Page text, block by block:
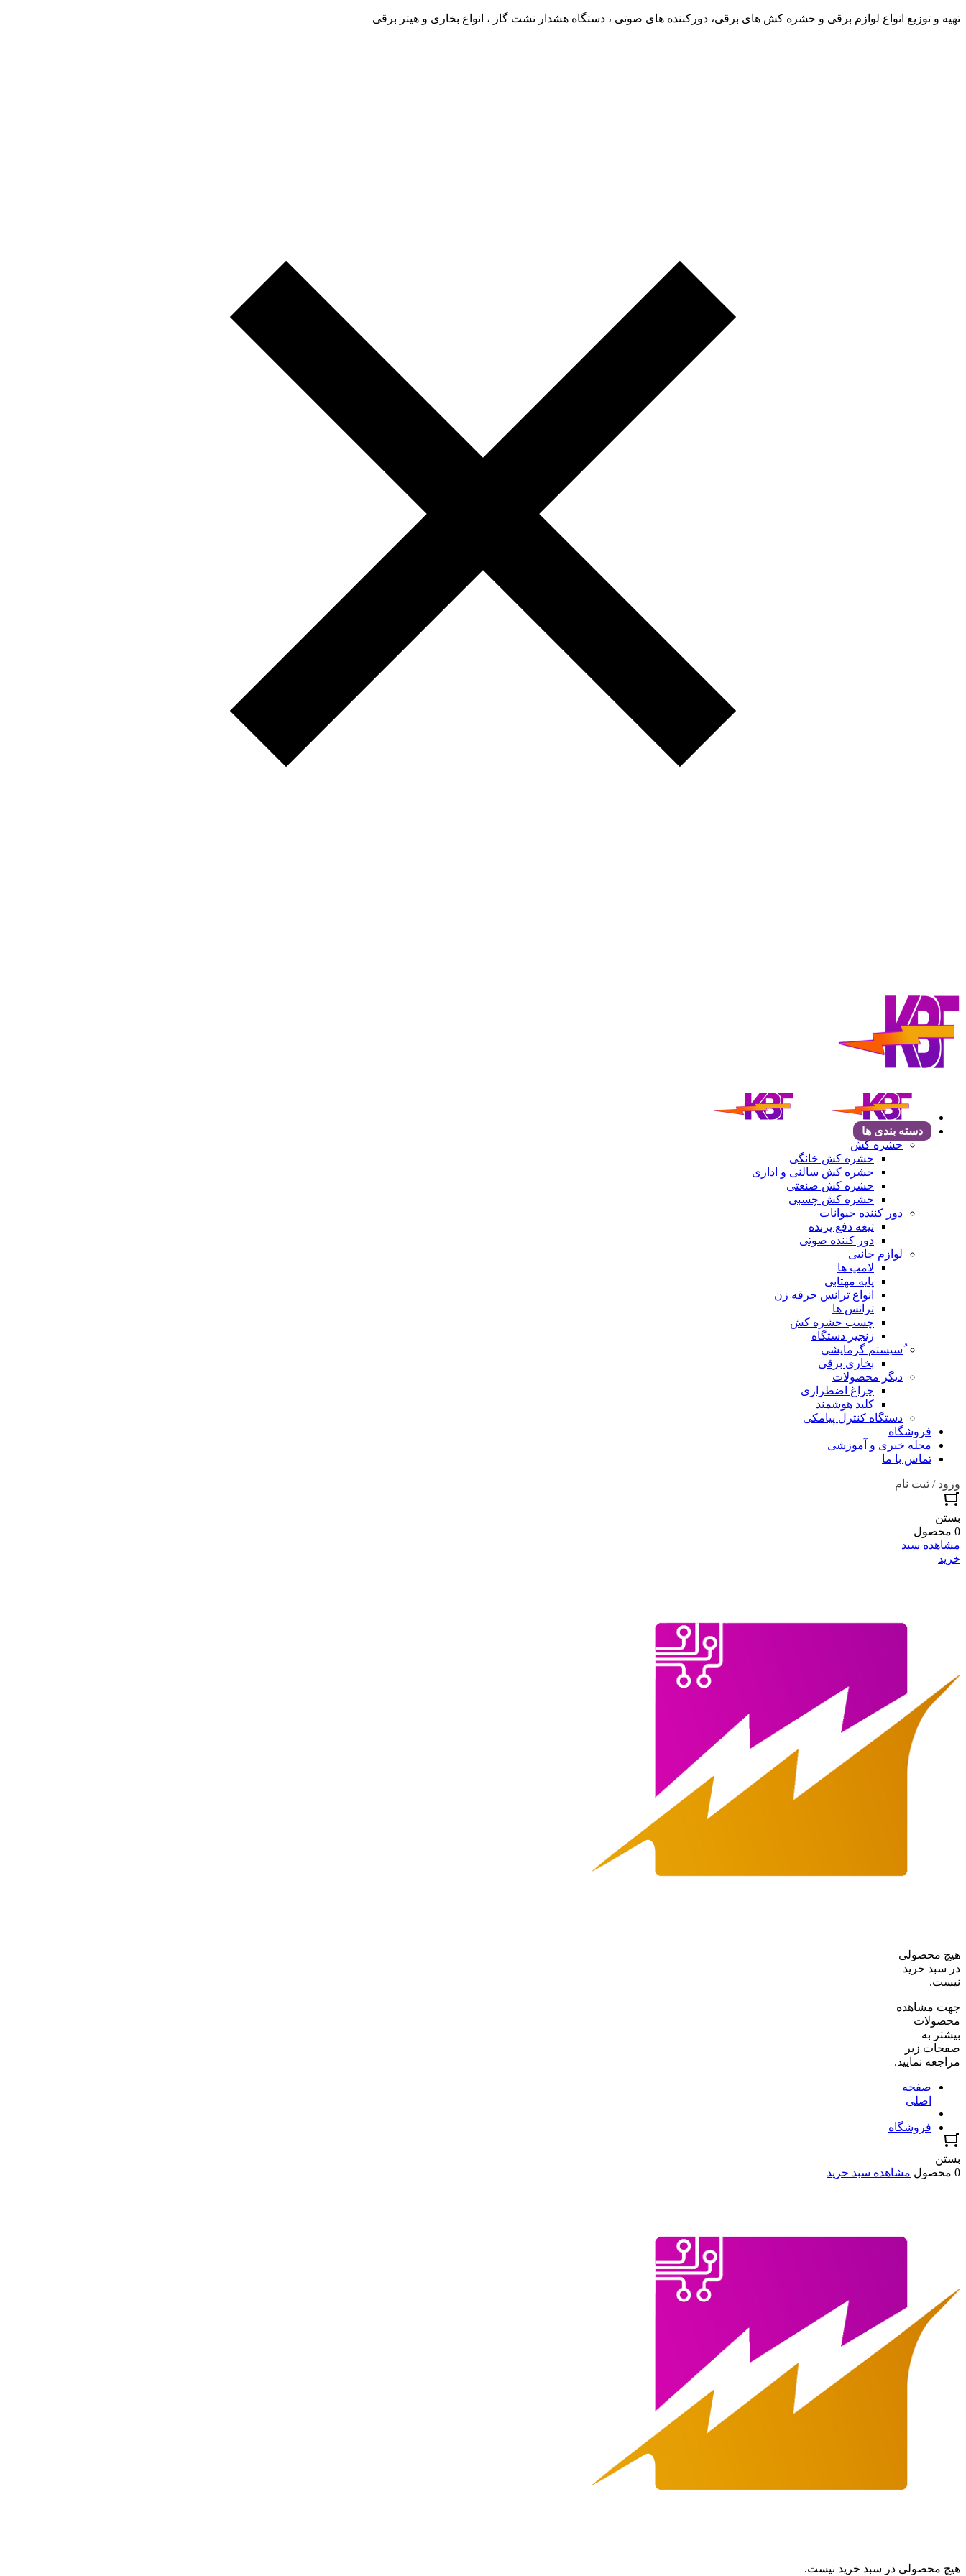
تهیه و توزیع انواع لوازم برقی و حشره کش های برقی، دورکننده های صوتی ، دستگاه هشدار نشت گاز ، انواع بخاری و هیتر برقی
دسته بندی ها
حشره کش
حشره کش خانگی
حشره کش سالنی و اداری
حشره کش صنعتی
حشره کش چسبی
دور کننده حیوانات
تیغه دفع پرنده
دور کننده صوتی
لوازم جانبی
لامپ ها
پایه مهتابی
انواع ترانس جرقه زن
ترانس ها
چسب حشره کش
زنجیر دستگاه
ُسیستم گرمایشی
بخاری برقی
دیگر محصولات
چراغ اضطراری
کلید هوشمند
دستگاه کنترل پیامکی
فروشگاه
مجله خبری و آموزشی
تماس با ما
ورود / ثبت نام
بستن
0 محصول
مشاهده سبد
خرید
هیچ محصولی
در سبد خرید
نیست.
جهت مشاهده
محصولات
بیشتر به
صفحات زیر
مراجعه نمایید.
صفحه
اصلی
فروشگاه
بستن
0 محصول
مشاهده سبد خرید
هیچ محصولی در سبد خرید نیست.